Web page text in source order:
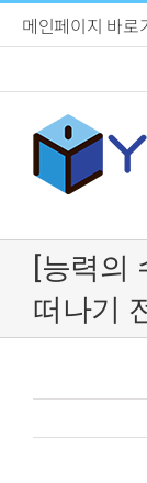
메인페이지 바로
[능력의
떠나기